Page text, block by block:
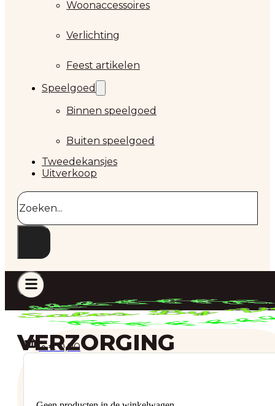
Woonaccessoires
Verlichting
Feest artikelen
Speelgoed
Binnen speelgoed
Buiten speelgoed
Tweedekansjes
Uitverkoop
Zoeken
0 €0,00
VERZORGING